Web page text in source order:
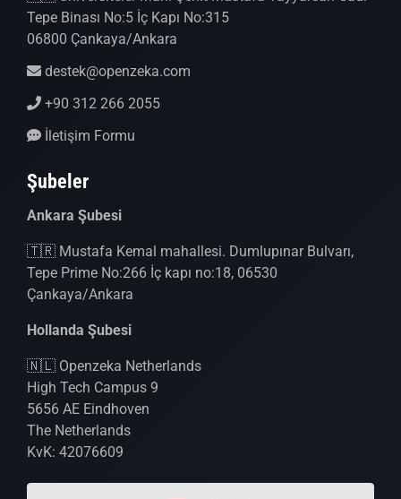
Tepe Binası No:5 İç Kapı No:315
06800 Çankaya/Ankara
destek@openzeka.com
+90 312 266 2055
İletişim Formu
Şubeler
Ankara Şubesi
🇹🇷 Mustafa Kemal mahallesi. Dumlupınar Bulvarı,
Tepe Prime No:266 İç kapı no:18, 06530
Çankaya/Ankara
Hollanda Şubesi
🇳🇱 Openzeka Netherlands
High Tech Campus 9
5656 AE Eindhoven
The Netherlands
KvK: 42076609